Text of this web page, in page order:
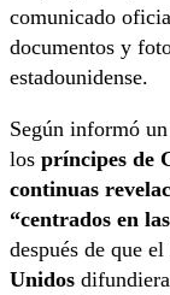
comunicado
documentos y
estadounidense.
Según informó
los príncipes de
continuas
“centrados en
después de que el
Unidos difundiera